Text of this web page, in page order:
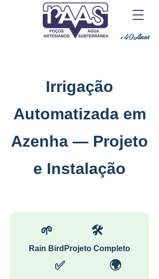
+40Anos
Irrigação
Automatizada em
Azenha — Projeto
e Instalação
🌱
Rain Bird
🛠
Projeto Completo
✅ 🌍